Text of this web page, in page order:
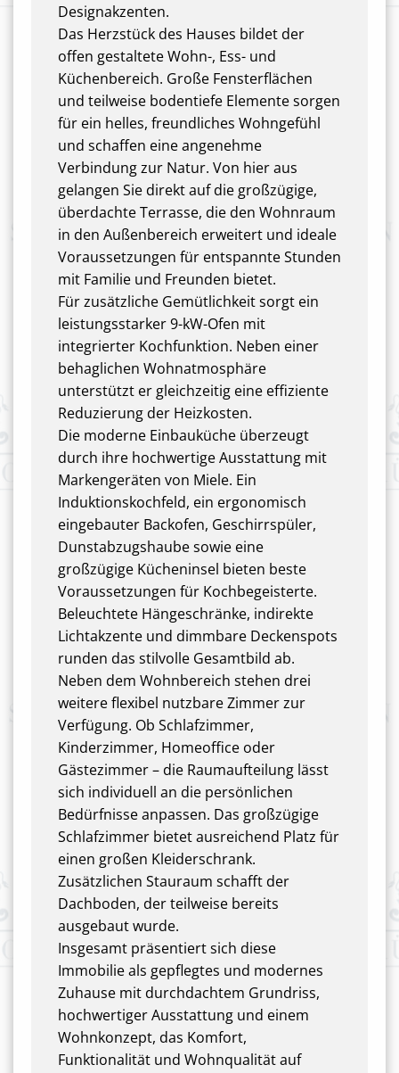
Designakzenten.
Das Herzstück des Hauses bildet der
offen gestaltete Wohn-, Ess- und
Küchenbereich. Große Fensterflächen
und teilweise bodentiefe Elemente sorgen
für ein helles, freundliches Wohngefühl
und schaffen eine angenehme
Verbindung zur Natur. Von hier aus
gelangen Sie direkt auf die großzügige,
überdachte Terrasse, die den Wohnraum
in den Außenbereich erweitert und ideale
Voraussetzungen für entspannte Stunden
mit Familie und Freunden bietet.
Für zusätzliche Gemütlichkeit sorgt ein
leistungsstarker 9-kW-Ofen mit
integrierter Kochfunktion. Neben einer
behaglichen Wohnatmosphäre
unterstützt er gleichzeitig eine effiziente
Reduzierung der Heizkosten.
Die moderne Einbauküche überzeugt
durch ihre hochwertige Ausstattung mit
Markengeräten von Miele. Ein
Induktionskochfeld, ein ergonomisch
eingebauter Backofen, Geschirrspüler,
Dunstabzugshaube sowie eine
großzügige Kücheninsel bieten beste
Voraussetzungen für Kochbegeisterte.
Beleuchtete Hängeschränke, indirekte
Lichtakzente und dimmbare Deckenspots
runden das stilvolle Gesamtbild ab.
Neben dem Wohnbereich stehen drei
weitere flexibel nutzbare Zimmer zur
Verfügung. Ob Schlafzimmer,
Kinderzimmer, Homeoffice oder
Gästezimmer – die Raumaufteilung lässt
sich individuell an die persönlichen
Bedürfnisse anpassen. Das großzügige
Schlafzimmer bietet ausreichend Platz für
einen großen Kleiderschrank.
Zusätzlichen Stauraum schafft der
Dachboden, der teilweise bereits
ausgebaut wurde.
Insgesamt präsentiert sich diese
Immobilie als gepflegtes und modernes
Zuhause mit durchdachtem Grundriss,
hochwertiger Ausstattung und einem
Wohnkonzept, das Komfort,
Funktionalität und Wohnqualität auf